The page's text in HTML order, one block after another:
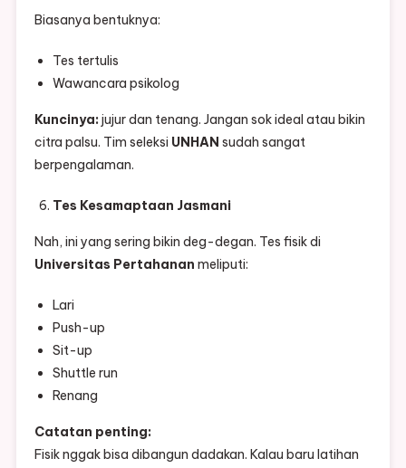
Biasanya bentuknya:
Tes tertulis
Wawancara psikolog
Kuncinya: jujur dan tenang. Jangan sok ideal atau bikin
citra palsu. Tim seleksi UNHAN sudah sangat
berpengalaman.
Tes Kesamaptaan Jasmani
Nah, ini yang sering bikin deg-degan. Tes fisik di
Universitas Pertahanan meliputi:
Lari
Push-up
Sit-up
Shuttle run
Renang
Catatan penting:
Fisik nggak bisa dibangun dadakan. Kalau baru latihan